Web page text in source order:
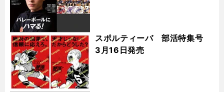
スポルティーバ 部活特集号
3月16日発売